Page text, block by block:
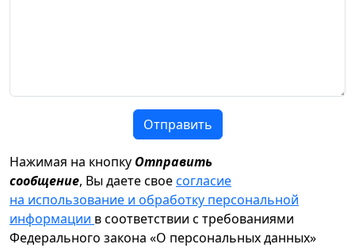
Отправить
Нажимая на кнопку Отправить
сообщение, Вы даете своесогласие
на использование и обработку персональной
информации в соответствии с требованиями
Федерального закона «О персональных данных»